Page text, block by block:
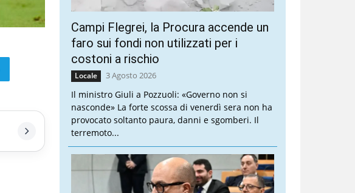
Campi Flegrei, la Procura accende un
faro sui fondi non utilizzati per i
costoni a rischio
Locale 3 Agosto 2026
Il ministro Giuli a Pozzuoli: «Governo non si
nasconde» La forte scossa di venerdì sera non ha
provocato soltanto paura, danni e sgomberi. Il
terremoto...